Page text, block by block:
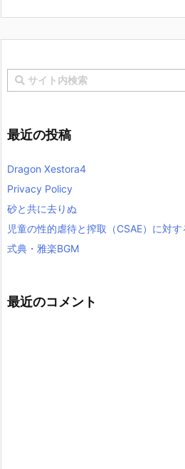
最近の投稿
Dragon Xestora4
Privacy Policy
砂と共に去りぬ
児童の性的虐待と搾取（CSAE）に対
式典・雅楽BGM
最近のコメント